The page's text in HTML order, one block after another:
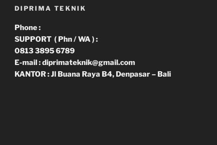
DIPRIMA TEKNIK
Phone :
SUPPORT ( Phn / WA ) :
0813 3895 6789
E-mail : diprimateknik@gmail.com
KANTOR : Jl Buana Raya B4, Denpasar – Bali